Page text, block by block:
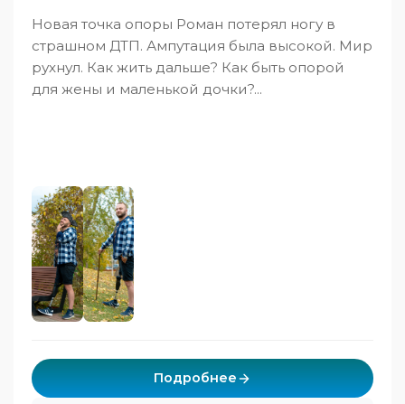
Новая точка опоры Роман потерял ногу в
страшном ДТП. Ампутация была высокой. Мир
рухнул. Как жить дальше? Как быть опорой
для жены и маленькой дочки?...
Подробнее